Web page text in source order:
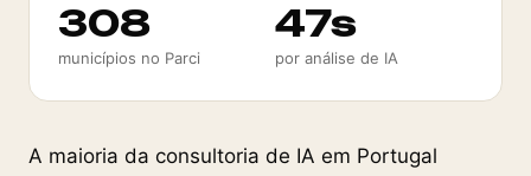
308
municípios no Parci
47s
por análise de IA
A maioria da consultoria de IA em Portugal